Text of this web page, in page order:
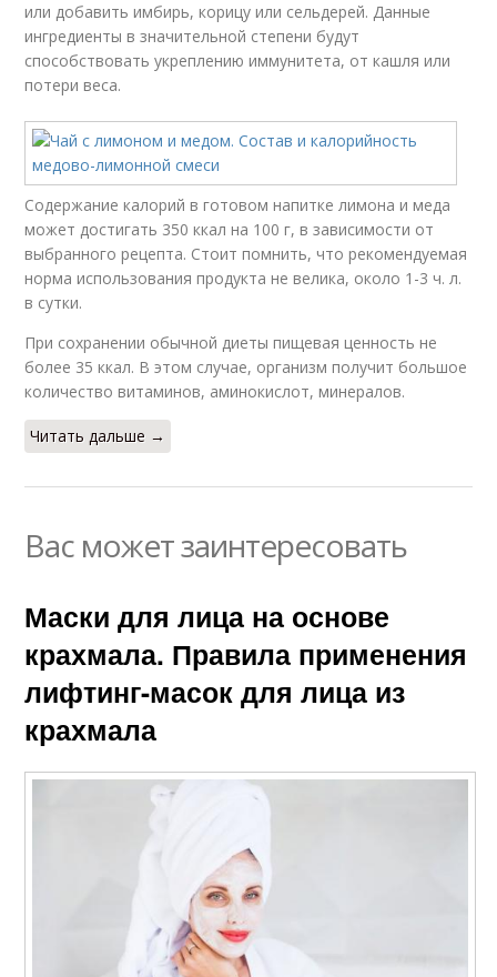
или добавить имбирь, корицу или сельдерей. Данные
ингредиенты в значительной степени будут
способствовать укреплению иммунитета, от кашля или
потери веса.
Содержание калорий в готовом напитке лимона и меда
может достигать 350 ккал на 100 г, в зависимости от
выбранного рецепта. Стоит помнить, что рекомендуемая
норма использования продукта не велика, около 1-3 ч. л.
в сутки.
При сохранении обычной диеты пищевая ценность не
более 35 ккал. В этом случае, организм получит большое
количество витаминов, аминокислот, минералов.
Читать дальше →
Вас может заинтересовать
Маски для лица на основе
крахмала. Правила применения
лифтинг-масок для лица из
крахмала